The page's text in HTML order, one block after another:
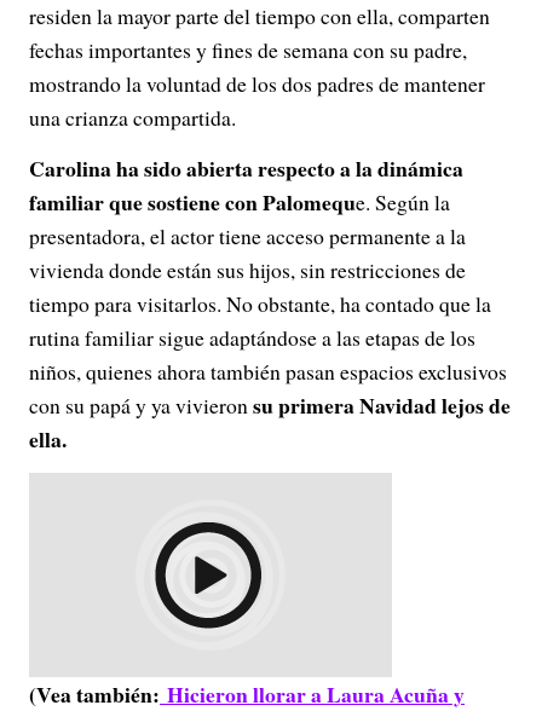
residen la mayor parte del tiempo con ella, comparten
fechas importantes y fines de semana con su padre,
mostrando la voluntad de los dos padres de mantener
una crianza compartida.
Carolina ha sido abierta respecto a la dinámica
familiar que sostiene con Palomeque. Según la
presentadora, el actor tiene acceso permanente a la
vivienda donde están sus hijos, sin restricciones de
tiempo para visitarlos. No obstante, ha contado que la
rutina familiar sigue adaptándose a las etapas de los
niños, quienes ahora también pasan espacios exclusivos
con su papá y ya vivieronsu primera Navidad lejos de
ella.
(Vea también: Hicieron llorar a Laura Acuña y